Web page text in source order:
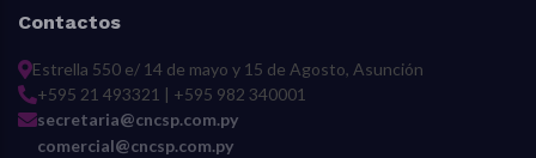
Contactos
Estrella 550 e/ 14 de mayo y 15 de Agosto, Asunción
+595 21 493321 | +595 982 340001
secretaria@cncsp.com.py
comercial@cncsp.com.py